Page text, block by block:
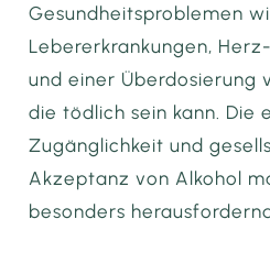
Gesundheitsproblemen
Lebererkrankungen,
und einer Überdosierung
die tödlich sein kann. Die
Zugänglichkeit und
Akzeptanz von Alkohol
besonders